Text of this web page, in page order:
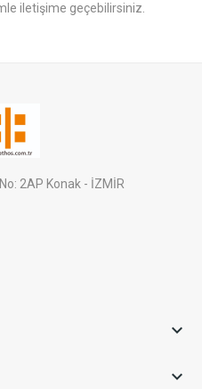
iletişime geçebilirsiniz.
2AP Konak - İZMİR

